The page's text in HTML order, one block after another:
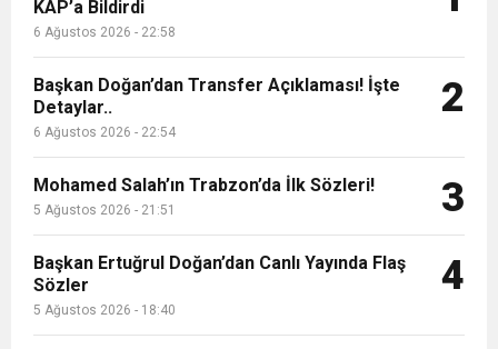
Bildirdi
20:05 Trabzonspor Muhammed Salah Transferini
Tamamladı
9:50 MGD’DEN ANITKABİR’E ANLAMLI ZİYARET
18:59
22:58 Trabzonspor, Salah Transferinin Maliyetini
KAP’a Bildirdi
KAP’a Bildirdi
6 Ağustos 2026 - 22:58
Başkan Doğan’dan Transfer Açıklaması! İşte
Detaylar..
6 Ağustos 2026 - 22:54
2
Mohamed Salah’ın Trabzon’da İlk Sözleri!
5 Ağustos 2026 - 21:51 3
Başkan Ertuğrul Doğan’dan Canlı Yayında Flaş
Sözler
5 Ağustos 2026 - 18:40
4